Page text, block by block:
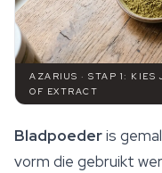
AZARIUS · STAP 1: KIES
OF EXTRACT
Bladpoederis
vorm die gebruikt